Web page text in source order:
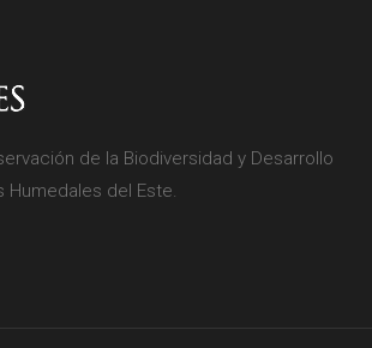
de la Biodiversidad y Desarrollo
Humedales del Este.